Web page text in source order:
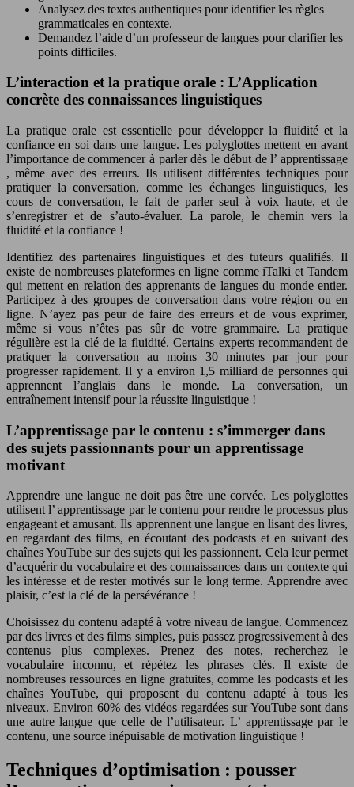
Analysez des textes authentiques pour identifier les règles
grammaticales en contexte.
Demandez l’aide d’un professeur de langues pour clarifier les
points difficiles.
L’interaction et la pratique orale : L’Application
concrète des connaissances linguistiques
La pratique orale est essentielle pour développer la fluidité et la
confiance en soi dans une langue. Lespolyglottesmettent en avant
l’importance de commencer à parler dès le début de l’ apprentissage
, même avec des erreurs. Ils utilisent différentes techniques pour
pratiquer la conversation, comme les échanges linguistiques, les
cours de conversation, le fait de parler seul à voix haute, et de
s’enregistrer et de s’auto-évaluer. La parole, le chemin vers la
fluidité et la confiance !
Identifiez des partenaires linguistiques et des tuteurs qualifiés. Il
existe de nombreuses plateformes en ligne comme iTalki et Tandem
qui mettent en relation des apprenants de langues du monde entier.
Participez à des groupes de conversation dans votre région ou en
ligne. N’ayez pas peur de faire des erreurs et de vous exprimer,
même si vous n’êtes pas sûr de votre grammaire. La pratique
régulière est la clé de la fluidité. Certains experts recommandent de
pratiquer la conversation au moins 30 minutespar jour pour
progresser rapidement. Il y a environ 1,5 milliard de personnes qui
apprennent l’anglais dans le monde. La conversation, un
entraînement intensif pour la réussite linguistique !
L’apprentissage par le contenu : s’immerger dans
des sujets passionnants pour un apprentissage
motivant
Apprendre une langue ne doit pas être une corvée. Les polyglottes
utilisent l’apprentissage par le contenu pour rendre le processus plus
engageant et amusant. Ils apprennent une langue en lisant des livres,
en regardant des films, en écoutant des podcasts et en suivant des
chaînes YouTube sur des sujets qui les passionnent. Cela leur permet
d’acquérir du vocabulaire et des connaissances dans un contexte qui
les intéresse et de rester motivés sur le long terme. Apprendre avec
plaisir, c’est la clé de la persévérance !
Choisissez du contenu adapté à votre niveau de langue. Commencez
par des livres et des films simples, puis passez progressivement à des
contenus plus complexes. Prenez des notes, recherchez le
vocabulaire inconnu, et répétez les phrases clés. Il existe de
nombreuses ressources en ligne gratuites, comme les podcasts et les
chaînes YouTube, qui proposent du contenu adapté à tous les
niveaux. Environ 60% des vidéos regardées sur YouTube sont dans
une autre langue que celle de l’utilisateur. L’ apprentissagepar le
contenu, une source inépuisable de motivation linguistique !
Techniques d’optimisation : pousser